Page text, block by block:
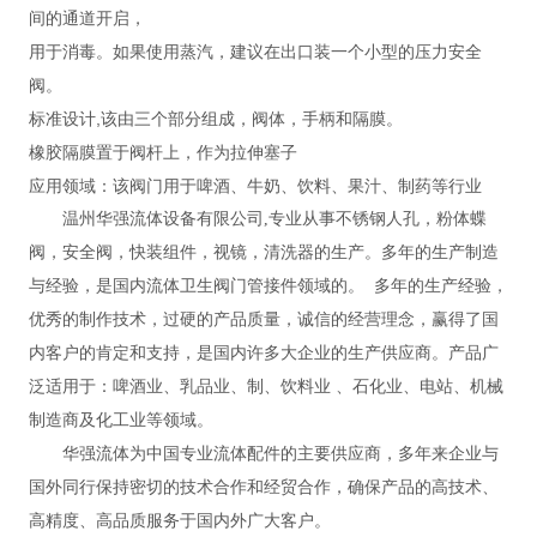
间的通道开启，
用于消毒。如果使用蒸汽，建议在出口装一个小型的压力安全
阀。
标准设计,该由三个部分组成，阀体，手柄和隔膜。
橡胶隔膜置于阀杆上，作为拉伸塞子
应用领域：该阀门用于啤酒、牛奶、饮料、果汁、制药等行业
温州华强流体设备有限公司 ,专业从事不锈钢人孔，粉体蝶
阀，安全阀，快装组件，视镜，清洗器的生产。多年的生产制造
与经验，是国内流体卫生阀门管接件领域的。 多年的生产经验，
优秀的制作技术，过硬的产品质量，诚信的经营理念，赢得了国
内客户的肯定和支持，是国内许多大企业的生产供应商。产品广
泛适用于：啤酒业、乳品业、制、饮料业 、石化业、电站、机械
制造商及化工业等领域。
华强流体为中国专业流体配件的主要供应商，多年来企业与
国外同行保持密切的技术合作和经贸合作，确保产品的高技术、
高精度、高品质服务于国内外广大客户。